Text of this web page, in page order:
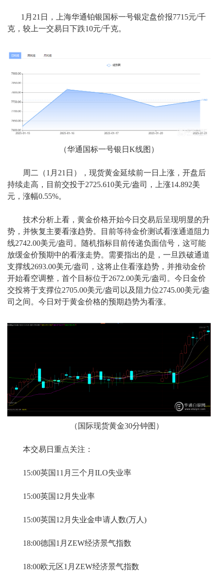
1月21日，上海华通铂银国标一号银定盘价报7715元/千
克，较上一交易日下跌10元/千克。
（华通国标一号银日K线图）
周二（1月21日），现货黄金延续前一日上涨，开盘后
持续走高，目前交投于2725.610美元/盎司，上涨14.892美
元，涨幅0.55%。
技术分析上看，黄金价格开始今日交易后呈现明显的升
势，并恢复主要看涨趋势。目前等待金价测试看涨通道阻力
线2742.00美元/盎司。随机指标目前传递负面信号，这可能
放缓金价预期中的看涨走势。需要指出的是，一旦跌破通道
支撑线2693.00美元/盎司，这将止住看涨趋势，并推动金价
开始看空调整，首个目标位于2672.00美元/盎司。今日金价
交投将于支撑位2705.00美元/盎司以及阻力位2745.00美元/盎
司之间。今日对于黄金价格的预期趋势为看涨。
（国际现货黄金30分钟图）
本交易日重点关注：
15:00英国11月三个月ILO失业率
15:00英国12月失业率
15:00英国12月失业金申请人数(万人)
18:00德国1月ZEW经济景气指数
18:00欧元区1月ZEW经济景气指数